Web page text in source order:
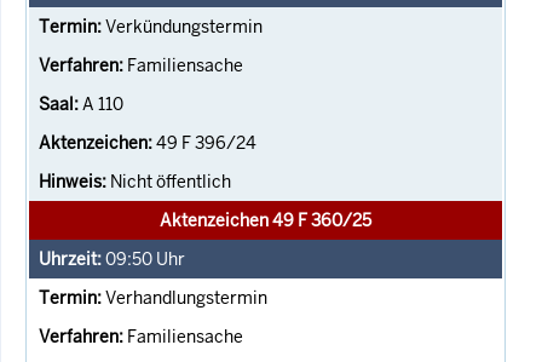
Verkündungstermin
Familiensache
A 110
49 F 396/24
Nicht öffentlich
Aktenzeichen 49 F 360/25
09:50 Uhr
Verhandlungstermin
Familiensache